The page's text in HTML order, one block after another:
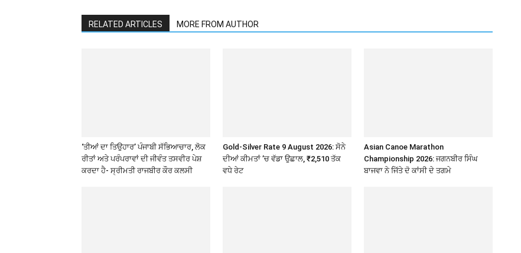
RELATED ARTICLES MORE FROM AUTHOR
‘ਤੀਆਂ ਦਾ ਤਿਉਹਾਰ’ ਪੰਜਾਬੀ ਸੱਭਿਆਚਾਰ, ਲੋਕ
ਰੀਤਾਂ ਅਤੇ ਪਰੰਪਰਾਵਾਂ ਦੀ ਜੀਵੰਤ ਤਸਵੀਰ ਪੇਸ਼
ਕਰਦਾ ਹੈ- ਸ੍ਰੀਮਤੀ ਰਾਜਬੀਰ ਕੌਰ ਕਲਸੀ
Gold-Silver Rate 9 August 2026: ਸੋਨੇ
ਦੀਆਂ ਕੀਮਤਾਂ ’ਚ ਵੱਡਾ ਉਛਾਲ, ₹2,510 ਤੱਕ
ਵਧੇ ਰੇਟ
Asian Canoe Marathon
Championship 2026: ਜਗਨਬੀਰ ਸਿੰਘ
ਬਾਜਵਾ ਨੇ ਜਿੱਤੇ ਦੋ ਕਾਂਸੀ ਦੇ ਤਗਮੇ